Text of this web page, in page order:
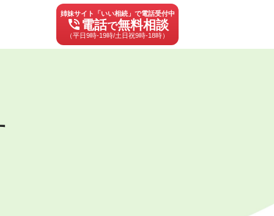
姉妹サイト「いい相続」で電話受付中
phone_in_talk 電話で無料相談
（平日9時-19時/土日祝9時-18時）